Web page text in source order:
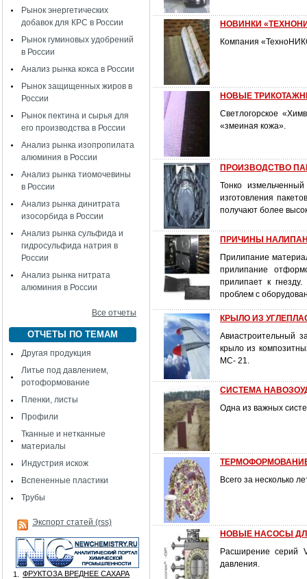
Рынок энергетических
добавок для КРС в России
Рынок гуминовых удобрений
в России
Анализ рынка кокса в России
Рынок защищенных жиров в
России
Рынок пектина и сырья для
его производства в России
Анализ рынка изопропилата
алюминия в России
Анализ рынка тиомочевины
в России
Анализ рынка динитрата
изосорбида в России
Анализ рынка сульфида и
гидросульфида натрия в
России
Анализ рынка нитрата
алюминия в России
Все отчеты
ОТЧЕТЫ ПО ТЕМАМ
Другая продукция
Литье под давлением,
ротоформование
Пленки, листы
Профили
Тканные и нетканные
материалы
Индустрия искож
Вспененные пластики
Трубы
Экспорт статей (rss)
1.
ФРУКТОЗА ВРЕДНЕЕ САХАРА
НОВИНКИ
Компания
НОВЫЕ
Светлогорское
«змеиная кожа».
ПРОИЗВОДСТВО
Тонко
изготовления
получают более
ПРИЧИНЫ
Прилипание
прилипание
прилипает к
проблем с
КРЫЛО ИЗ
Авиастроительный
крыло из
МС- 21.
СИСТЕМА
Одна из важных
Всего за несколько
НОВЫЕ НАСОСЫ
Расширение серий
давления.